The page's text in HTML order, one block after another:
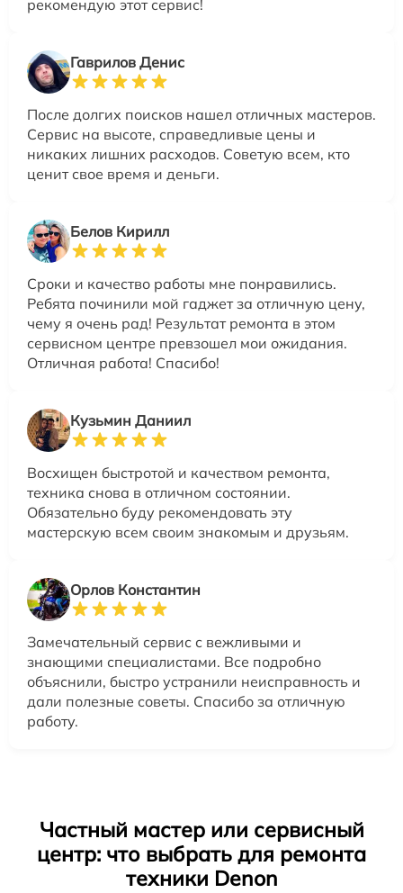
рекомендую этот сервис!
Гаврилов Денис
После долгих поисков нашел отличных мастеров.
Сервис на высоте, справедливые цены и
никаких лишних расходов. Советую всем, кто
ценит свое время и деньги.
Белов Кирилл
Сроки и качество работы мне понравились.
Ребята починили мой гаджет за отличную цену,
чему я очень рад! Результат ремонта в этом
сервисном центре превзошел мои ожидания.
Отличная работа! Спасибо!
Кузьмин Даниил
Восхищен быстротой и качеством ремонта,
техника снова в отличном состоянии.
Обязательно буду рекомендовать эту
мастерскую всем своим знакомым и друзьям.
Орлов Константин
Замечательный сервис с вежливыми и
знающими специалистами. Все подробно
объяснили, быстро устранили неисправность и
дали полезные советы. Спасибо за отличную
работу.
Частный мастер или сервисный
центр: что выбрать для ремонта
техники Denon